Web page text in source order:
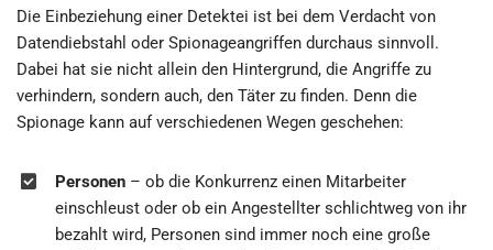
Die Einbeziehung einer Detektei ist bei dem Verdacht von
Datendiebstahl oder Spionageangriffen durchaus sinnvoll.
Dabei hat sie nicht allein den Hintergrund, die Angriffe zu
verhindern, sondern auch, den Täter zu finden. Denn die
Spionage kann auf verschiedenen Wegen geschehen:
Personen – ob die Konkurrenz einen Mitarbeiter
einschleust oder ob ein Angestellter schlichtweg von ihr
bezahlt wird, Personen sind immer noch eine große